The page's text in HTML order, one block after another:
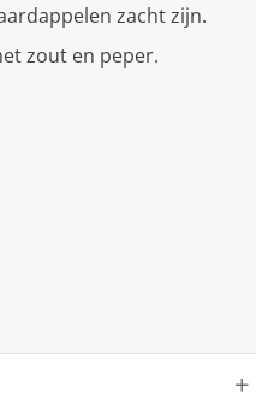
zacht zijn.
zout en peper.